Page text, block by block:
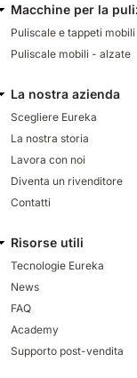
Macchine per la
Puliscale e tappeti
Puliscale mobili - alzate
La nostra azienda
Scegliere Eureka
La nostra storia
Lavora con noi
Diventa un rivenditore
Contatti
Risorse utili
Tecnologie Eureka
News
FAQ
Academy
Supporto post-vendita